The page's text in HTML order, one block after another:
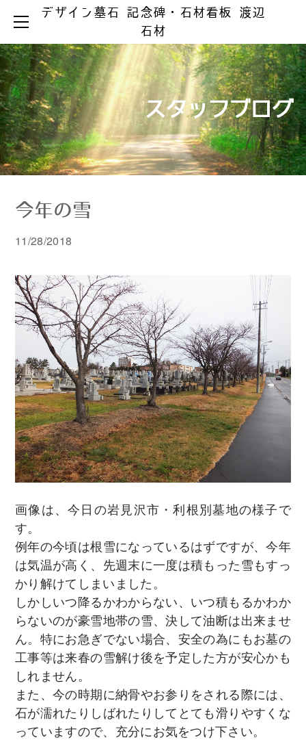
デザイン墓石 記念碑・石材看板 渡辺
石材
スタッフブログ
今年の雪
11/28/2018
画像は、今日の岩見沢市・利根別墓地の様子で
す。
例年の今頃は根雪になっているはずですが、今年
は気温が高く、先週末に一度は積もった雪もすっ
かり解けてしまいました。
しかしいつ降るかわからない、いつ積もるかわか
らないのが豪雪地帯の雪、決して油断は出来ませ
ん。特にお急ぎでない場合、安全の為にもお墓の
工事等は来春の雪解け後を予定した方が安心かも
しれません。
また、今の時期に納骨やお参りをされる際には、
石が濡れたりしばれたりしてとても滑りやすくな
っていますので、充分にお気をつけ下さい。
HOME
お墓ができるまで
お墓の知識
お手入れとマナー
製品ラインアップ
デザイン墓石
和型墓石
洋型・和洋型墓石
お墓のリフォーム
リフォーム事例集
器具の取替え
文字の色入れ
メジ補修・積替え
クリーニング
墓じまい
納骨の仕方
会社案内
霊園情報
お問い合わせ